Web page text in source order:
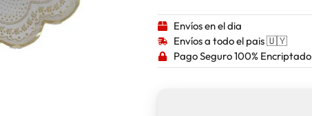
Envíos en el dia
Envíos a todo el pais 🇺🇾
Pago Seguro 100% Encriptado